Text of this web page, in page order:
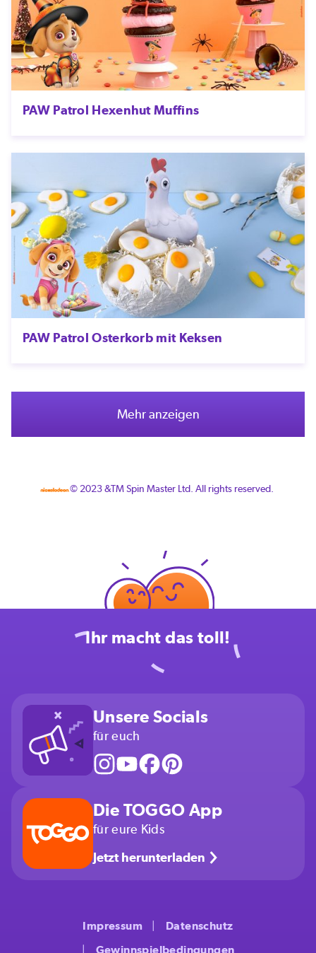
PAW Patrol Hexenhut Muffins
PAW Patrol Osterkorb mit Keksen
Mehr anzeigen
© 2023 &TM Spin Master Ltd. All rights reserved.
Ihr macht das toll!
Unsere Socials
für euch
Die TOGGO App
für eure Kids
Jetzt herunterladen
Impressum
Datenschutz
Gewinnspielbedingungen